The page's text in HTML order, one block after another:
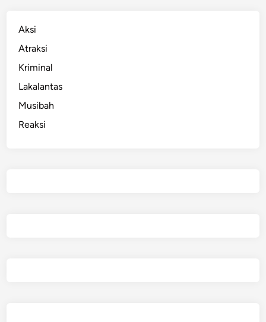
Aksi
Atraksi
Kriminal
Lakalantas
Musibah
Reaksi